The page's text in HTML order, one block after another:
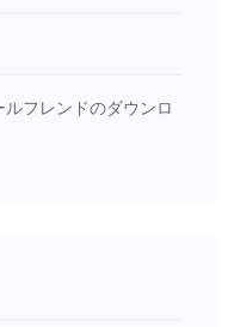
フレンドのダウンロ